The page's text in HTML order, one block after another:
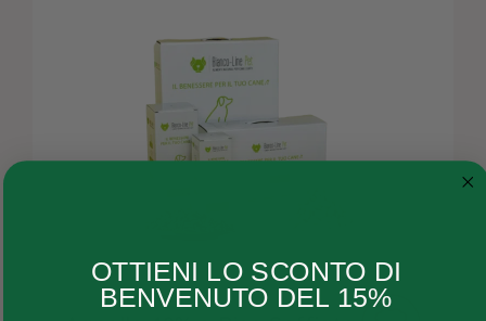
Gatto
OTTIENI LO SCONTO DI
BENVENUTO DEL 15%